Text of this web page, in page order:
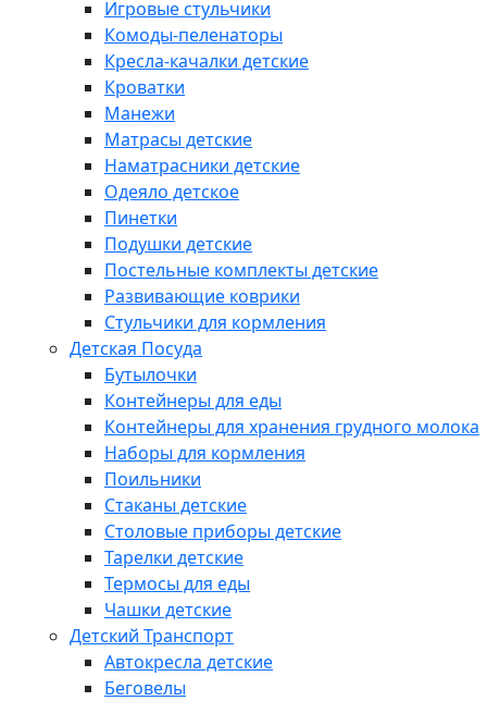
Игровые стульчики
Комоды-пеленаторы
Кресла-качалки детские
Кроватки
Манежи
Матрасы детские
Наматрасники детские
Одеяло детское
Пинетки
Подушки детские
Постельные комплекты детские
Развивающие коврики
Стульчики для кормления
Детская Посуда
Бутылочки
Контейнеры для еды
Контейнеры для хранения грудного молока
Наборы для кормления
Поильники
Стаканы детские
Столовые приборы детские
Тарелки детские
Термосы для еды
Чашки детские
Детский Транспорт
Автокресла детские
Беговелы